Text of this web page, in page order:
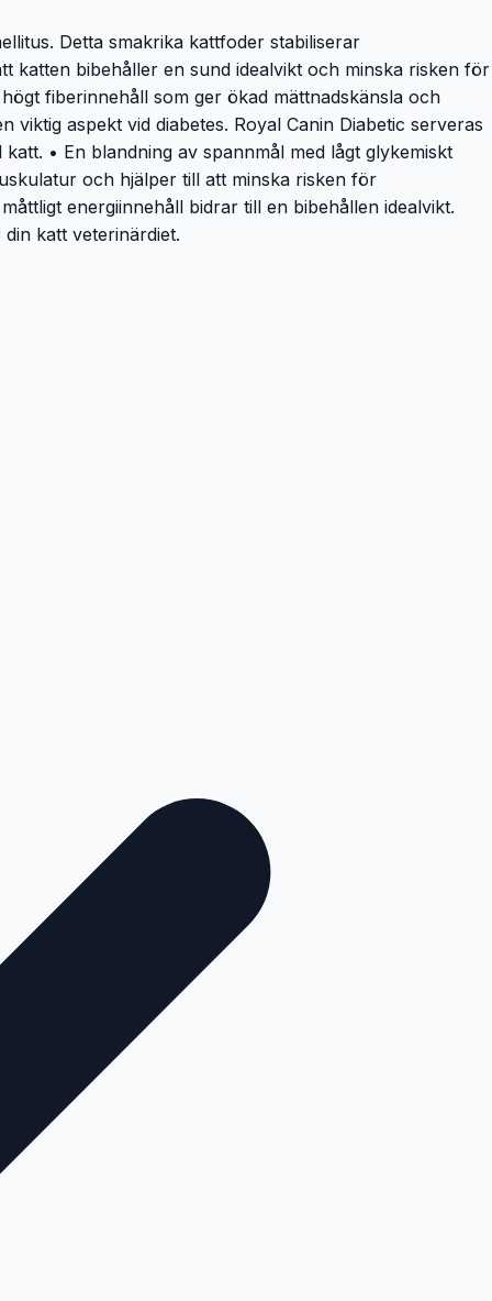
Detta smakrika kattfoder stabiliserar
katten bibehåller en sund idealvikt och minska risken för
fiberinnehåll som ger ökad mättnadskänsla och
aspekt vid diabetes. Royal Canin Diabetic serveras
• En blandning av spannmål med lågt glykemiskt
och hjälper till att minska risken för
energiinnehåll bidrar till en bibehållen idealvikt.
katt veterinärdiet.